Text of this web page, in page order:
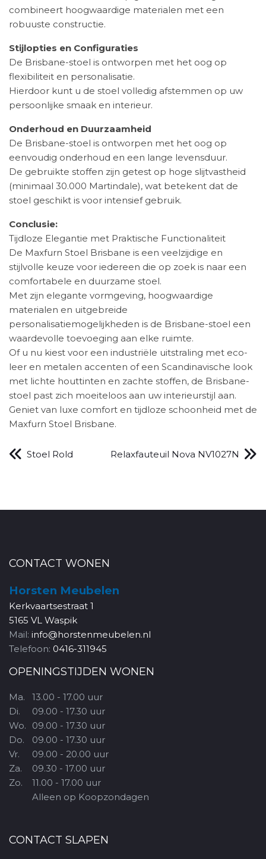
combineert hoogwaardige materialen met een
robuuste constructie.
Stijlopties en Configuraties
De Brisbane-stoel is ontworpen met het oog op
flexibiliteit en personalisatie.
Hierdoor kunt u de stoel volledig afstemmen op uw
persoonlijke smaak en interieur.
Onderhoud en Duurzaamheid
De Brisbane-stoel is ontworpen met het oog op
eenvoudig onderhoud en een lange levensduur.
De gebruikte stoffen zijn getest op hoge slijtvastheid
(minimaal 30.000 Martindale), wat betekent dat de
stoel geschikt is voor intensief gebruik.
Conclusie:
Tijdloze Elegantie met Praktische Functionaliteit
De Maxfurn Stoel Brisbane is een veelzijdige en
stijlvolle keuze voor iedereen die op zoek is naar een
comfortabele en duurzame stoel.
Met zijn elegante vormgeving, hoogwaardige
materialen en uitgebreide
personalisatiemogelijkheden is de Brisbane-stoel een
waardevolle toevoeging aan elke ruimte.
Of u nu kiest voor een industriële uitstraling met eco-
leer en metalen accenten of een Scandinavische look
met lichte houttinten en zachte stoffen, de Brisbane-
stoel past zich moeiteloos aan uw interieurstijl aan.
Geniet van luxe comfort en tijdloze schoonheid met de
Maxfurn Stoel Brisbane.
Stoel Rold Relaxfauteuil Nova NV1027N
CONTACT WONEN
Horsten Meubelen
Kerkvaartsestraat 1
5165 VL Waspik
Mail: info@horstenmeubelen.nl
Telefoon: 0416-311945
OPENINGSTIJDEN WONEN
Ma.
Di.
Wo.
Do.
Vr.
Za.
Zo.
13.00 - 17.00 uur
09.00 - 17.30 uur
09.00 - 17.30 uur
09.00 - 17.30 uur
09.00 - 20.00 uur
09.30 - 17.00 uur
11.00 - 17.00 uur
Alleen op Koopzondagen
CONTACT SLAPEN